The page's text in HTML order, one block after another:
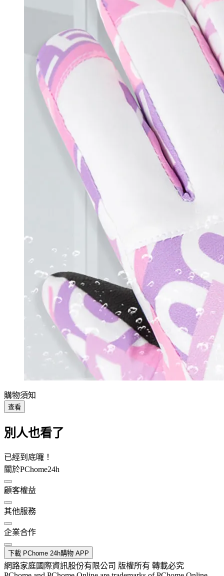
購物須知
查看
別人也看了
已經到底囉！
關於PChome24h
顧客權益
其他服務
企業合作
下載 PChome 24h購物 APP
網路家庭國際資訊股份有限公司 版權所有 轉載必究